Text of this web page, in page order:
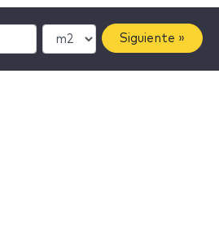
Siguiente »